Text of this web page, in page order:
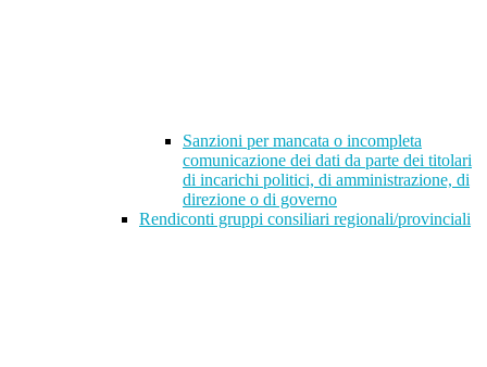
Sanzioni per mancata o incompleta
comunicazione dei dati da parte dei titolari
di incarichi politici, di amministrazione, di
direzione o di governo
Rendiconti gruppi consiliari regionali/provinciali